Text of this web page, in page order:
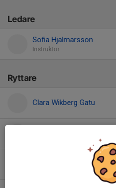
Ledare
Sofia Hjalmarsson
Instruktör
Ryttare
Clara Wikberg Gatu
Elise Castro Grudin